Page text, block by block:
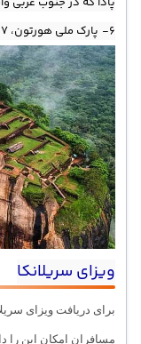
6- پارک ملی هورتون، 7- قلعه هلندی گال، 8- معبد گانگارامایا
ویزای سریلانکا
برای دریافت ویزای
مسافران امکان این را